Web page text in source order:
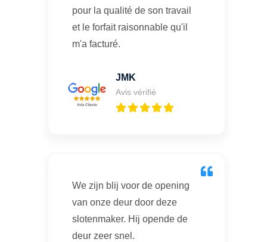
pour la qualité de son travail
et le forfait raisonnable qu'il
m'a facturé.
JMK
Avis vérifié
We zijn blij voor de opening
van onze deur door deze
slotenmaker. Hij opende de
deur zeer snel.